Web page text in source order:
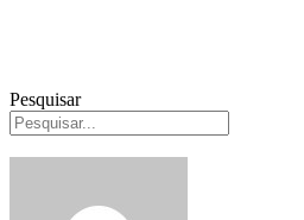
Pesquisar